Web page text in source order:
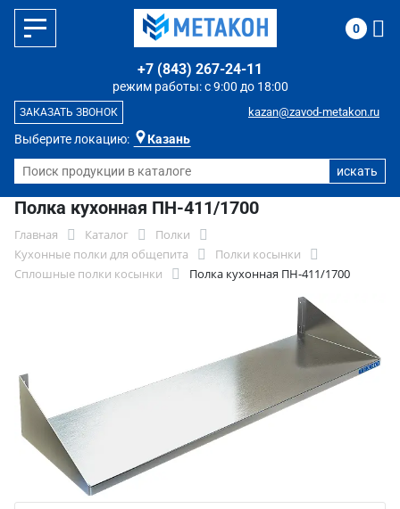
Выберите локацию: Казань
режим работы: с 9:00 до 18:00
+7 (843) 267-24-11
kazan@zavod-metakon.ru
ЗАКАЗАТЬ ЗВОНОК
0
Полка кухонная ПН-411/1700
Главная Каталог
Полки
Кухонные полки для общепита
Полки косынки
Сплошные полки косынки
Полка кухонная ПН-411/1700